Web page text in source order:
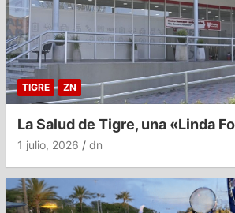
TIGRE ZN
La Salud de Tigre, una «Linda
1 julio, 2026 dn